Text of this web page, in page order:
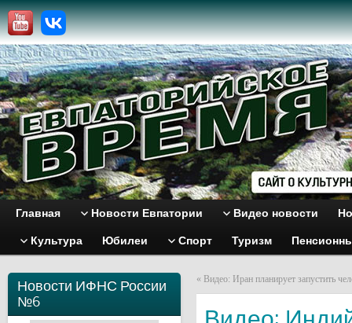
Главная Новости Евпатории Видео новости
Культура Юбилеи Спорт Туризм
Новости ИФНС России
№6
« Видео: Иран планирует запустить